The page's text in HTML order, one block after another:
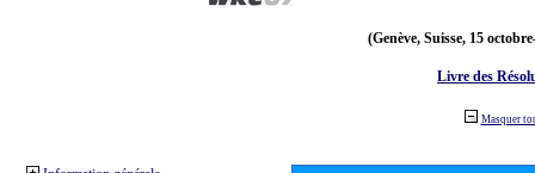
(Genève, Suisse, 15
Livre des
Masquer